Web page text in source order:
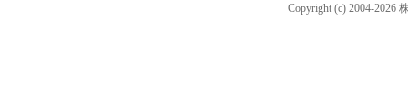
Copyright (c) 2004-2026